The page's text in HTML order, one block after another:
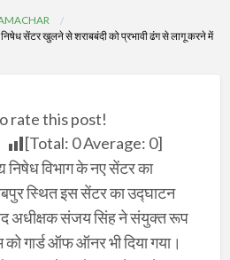
निषेध सेंटर खुलने से शराबबंदी को प्रभावी ढंग से लागू करने में
rate this post!
[Total: 0Average: 0]
निषेध विभाग के नए सेंटर का
स्थित इस सेंटर का उद्घाटन
अधीक्षक संजय सिंह ने संयुक्त रूप
गार्ड ऑफ ऑनर भी दिया गया।